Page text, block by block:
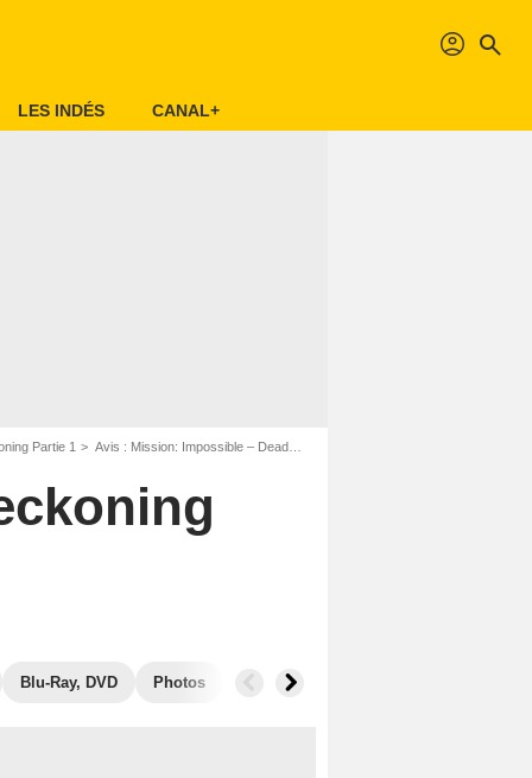
profil search
LES INDÉS CANAL+
Partie 1 Avis : Mission: Impossible – Dead Reckoning Partie 1 - Page 2
Blu-Ray, DVD Photos Secrets de tournage